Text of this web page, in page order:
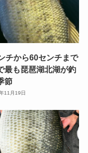
チから60センチまで
最も琵琶湖北湖が釣
節
11月19日